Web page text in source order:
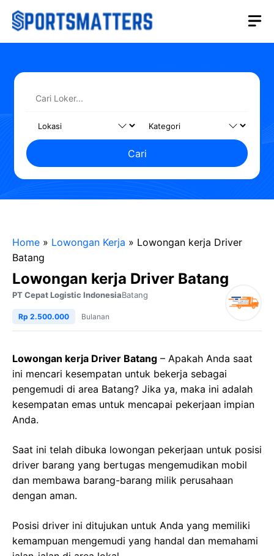
Langsung
Cari
Home » Lowongan Kerja » Lowongan kerja Driver
Batang
Lowongan kerja Driver Batang
PT Cepat Logistic IndonesiaBatang
Rp 2.500.000 Bulanan
Lowongan kerja Driver Batang – Apakah Anda saat
ini mencari kesempatan untuk bekerja sebagai
pengemudi di area Batang? Jika ya, maka ini adalah
kesempatan emas untuk mencapai pekerjaan impian
Anda.
Saat ini telah dibuka lowongan pekerjaan untuk posisi
driver barang yang bertugas mengemudikan mobil
dan membawa barang-barang milik perusahaan
dengan aman.
Posisi driver ini ditujukan untuk Anda yang memiliki
kemampuan mengemudi yang handal dan memahami